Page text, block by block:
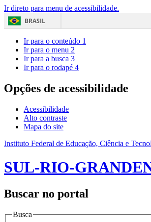
Ir direto para menu de acessibilidade.
BRASIL
Acesso à
Ir para o conteúdo 1
Ir para o menu 2
Ir para a busca 3
Ir para o rodapé 4
Opções de acessibilidade
Acessibilidade
Alto contraste
Mapa do site
Instituto Federal de Educação, Ciência e
SUL-RIO-
Buscar no portal
Busca